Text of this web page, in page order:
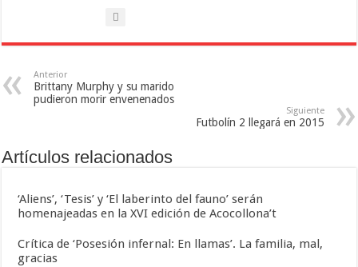
Anterior
Brittany Murphy y su marido
pudieron morir envenenados
Siguiente
Futbolín 2 llegará en 2015
Artículos relacionados
‘Aliens’, ‘Tesis’ y ‘El laberinto del fauno’ serán
homenajeadas en la XVI edición de Acocollona’t
Crítica de ‘Posesión infernal: En llamas’. La familia, mal,
gracias